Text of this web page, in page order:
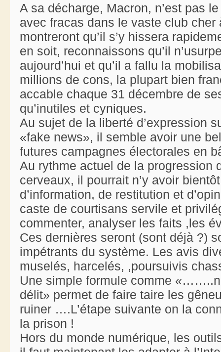
A sa décharge, Macron, n’est pas
avec fracas dans le vaste club
montreront qu’il s’y hissera
en soit, reconnaissons qu’il
aujourd’hui et qu’il a fallu la
millions de cons, la plupart bien
accable chaque 31 décembre de
qu’inutiles et cyniques.
Au sujet de la liberté d’expression
«fake news», il semble avoir une
futures campagnes électorales en
Au rythme actuel de la progression
cerveaux, il pourrait n’y avoir
d’information, de restitution et
caste de courtisans servile et
commenter, analyser les faits ,les
Ces dernières seront (sont déjà ?)
impétrants du système. Les avis
muselés, harcelés, ,poursuivis
Une simple formule comme
délit» permet de faire taire les
ruiner ….L’étape suivante on la
la prison !
Hors du monde numérique, les